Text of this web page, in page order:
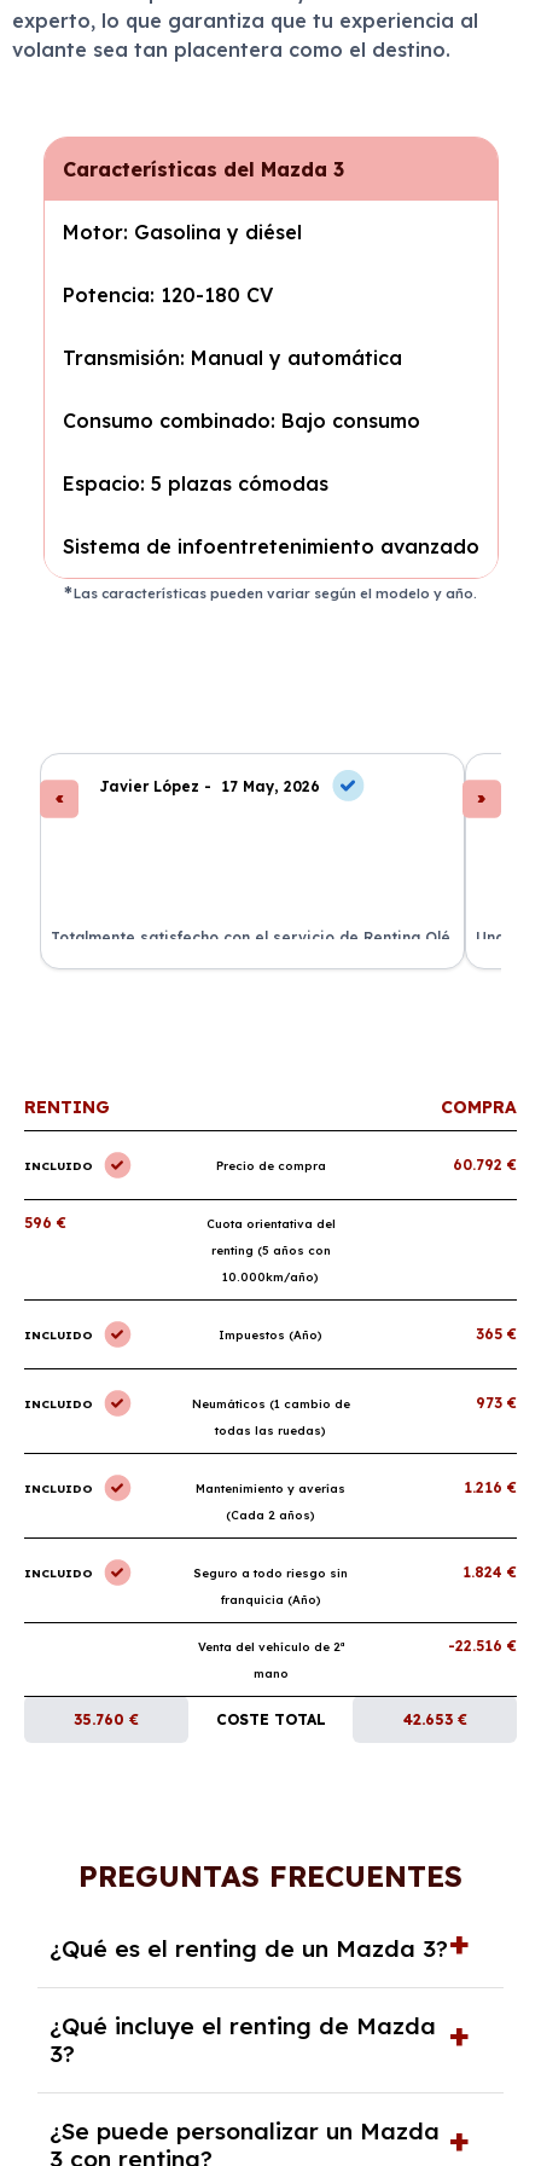
experto, lo que garantiza que tu experiencia al
volante sea tan placentera como el destino.
Características del Mazda 3
Motor: Gasolina y diésel
Potencia: 120-180 CV
Transmisión: Manual y automática
Consumo combinado: Bajo consumo
Espacio: 5 plazas cómodas
Sistema de infoentretenimiento avanzado
Las características pueden variar según el modelo y año.
Javier López - 17 May, 2026
Totalmente satisfecho con el servicio de Renting Olé.
El coche llegó a tiempo y todo incluido.
Una
coche
RENTING COMPRA
INCLUIDO Precio de compra 60.792 €
596 €
Cuota orientativa del
renting (5 años con
10.000km/año)
INCLUIDO Impuestos (Año) 365 €
INCLUIDO
Neumáticos (1 cambio de
todas las ruedas)
973 €
INCLUIDO
Mantenimiento y averías
(Cada 2 años)
1.216 €
INCLUIDO
Seguro a todo riesgo sin
franquicia (Año)
1.824 €
Venta del vehículo de 2ª
mano
-22.516 €
35.760 € COSTE TOTAL 42.653 €
PREGUNTAS FRECUENTES
¿Qué es el renting de un Mazda 3?
alquiler a largo plazo en el que pagas una
cuota mensual fija por el uso del coche
durante un periodo determinado,
generalmente entre 2 y 5 años.
¿Qué incluye el renting de Mazda
3?
seguro a todo riesgo, mantenimiento,
¿Se puede personalizar un Mazda
3 con renting?